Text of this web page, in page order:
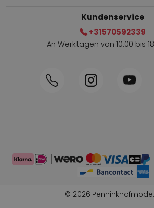
Telefonische Bestellung möglich
Persönliche Beratung: 0031-
Kundenservice
+31570592339
An Werktagen von 10:00 bis
© 2026